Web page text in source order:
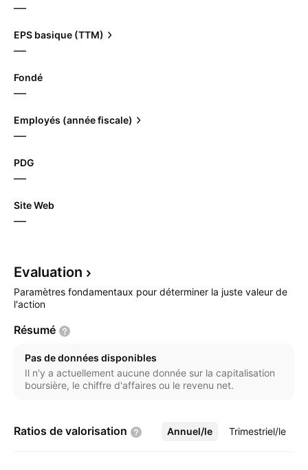
—
EPS basique (TTM)
—
Fondé
—
Employés (année fiscale)
—
PDG
—
Site Web
—
Evaluation
Paramètres fondamentaux pour déterminer la juste valeur de
l'action
Résumé
Pas de données disponibles
Il n'y a actuellement aucune donnée sur la capitalisation
boursière, le chiffre d'affaires ou le revenu net.
Ratios de valorisation Annuel/le Trimestriel/le
Plus